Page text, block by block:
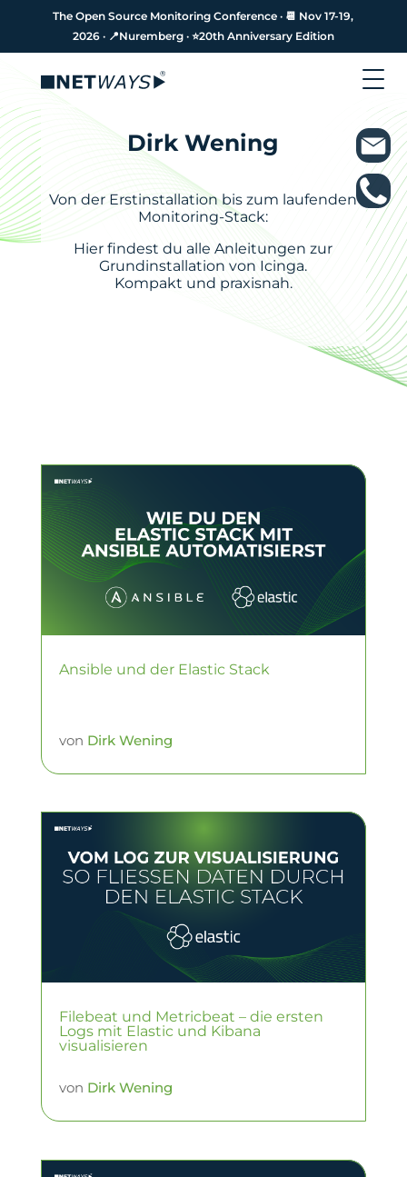
The Open Source Monitoring Conference · 📆 Nov 17-19,
2026 · 📍Nuremberg · ⭐️20th Anniversary Edition
The Open Source Monitoring Conference · 📆 Nov 17-19,
2026 · 📍Nuremberg · ⭐️20th Anniversary Edition
Dirk Wening
Von der Erstinstallation bis zum laufenden
Monitoring-Stack:
Hier findest du alle Anleitungen zur
Grundinstallation von Icinga.
Kompakt und praxisnah.
Ansible und der Elastic Stack
von Dirk Wening
Filebeat und Metricbeat – die ersten
Logs mit Elastic und Kibana
visualisieren
von Dirk Wening